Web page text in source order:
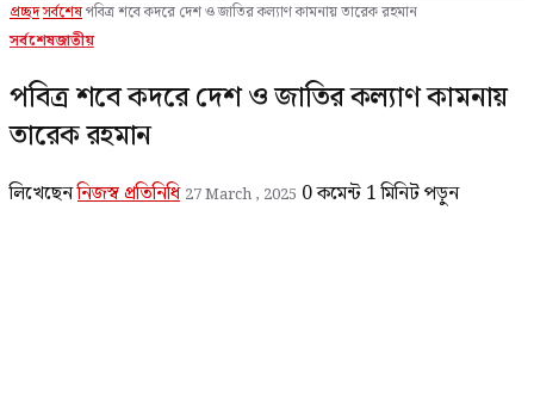
প্রচ্ছদসর্বশেষপবিত্র শবে কদরে দেশ ও জাতির কল্যাণ কামনায় তারেক রহমান
সর্বশেষজাতীয়
পবিত্র শবে কদরে দেশ ও জাতির কল্যাণ কামনায়
তারেক রহমান
লিখেছেননিজস্ব প্রতিনিধি 27 March , 2025 0 কমেন্ট 1 মিনিট পড়ুন